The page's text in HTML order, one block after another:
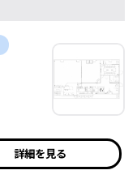
詳細を見る